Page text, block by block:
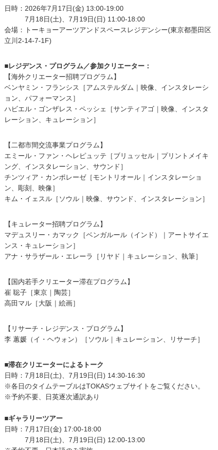
日時：2026年7月17日(金) 13:00-19:00
7月18日(土)、7月19日(日) 11:00-18:00
会場：トーキョーアーツアンドスペースレジデンシー(東京都墨田区
立川2-14-7-1F)
■レジデンス・プログラム／参加クリエーター：
【海外クリエーター招聘プログラム】
ベンヤミン・フランシス［アムステルダム｜映像、インスタレーシ
ョン、パフォーマンス］
ハビエル・ゴンザレス・ペッシェ［サンティアゴ｜映像、インスタ
レーション、キュレーション］
【二都市間交流事業プログラム】
エミール・ファン・ヘレピュッテ［ブリュッセル｜プリントメイキ
ング、インスタレーション、サウンド］
チンツィア・カンポレーゼ［モントリオール｜インスタレーショ
ン、彫刻、映像］
キム・イェスル［ソウル｜映像、サウンド、インスタレーション］
【キュレーター招聘プログラム】
マデュスリー・カマック［ベンガルール（インド）｜アートサイエ
ンス・キュレーション］
アナ・サラザール・エレーラ［リヤド｜キュレーション、執筆］
【国内若手クリエーター滞在プログラム】
崔 聡子［東京｜陶芸］
高田マル［大阪｜絵画］
【リサーチ・レジデンス・プログラム】
李 蕙媛（イ・ヘウォン）［ソウル｜キュレーション、リサーチ］
■滞在クリエーターによるトーク
日時：7月18日(土)、7月19日(日) 14:30-16:30
※各日のタイムテーブルはTOKASウェブサイトをご覧ください。
※予約不要、日英逐次通訳あり
■ギャラリーツアー
日時：7月17日(金) 17:00-18:00
7月18日(土)、7月19日(日) 12:00-13:00